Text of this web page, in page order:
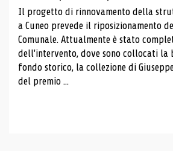
Il progetto di rinnovamento della
a Cuneo prevede il riposizionamento
Comunale. Attualmente è stato
dell'intervento, dove sono collocati la
fondo storico, la collezione di
del premio ...